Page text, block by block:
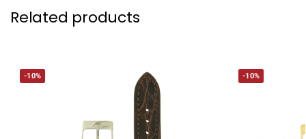
Related products
-10% -10%